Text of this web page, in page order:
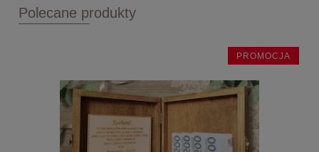
Polecane produkty
PROMOCJA